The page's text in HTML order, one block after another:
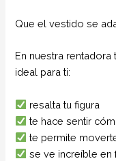
Que el vestido se
En nuestra
ideal para ti:
resalta tu figura
te hace sentir
te permite
se ve increíble en